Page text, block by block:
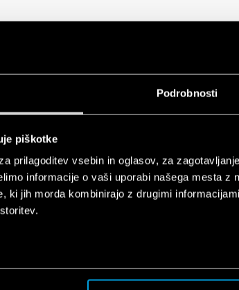
Podrobnosti
piškotke
prilagoditev vsebin in oglasov, za
informacije o vaši uporabi našega mesta z
ki jih morda kombinirajo z drugimi
for electrical panels and industrial
for electrical panels and industrial